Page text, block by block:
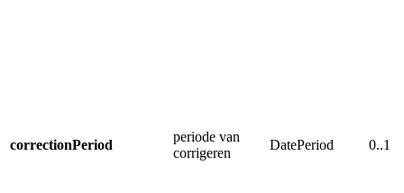
correctionPeriod
periode van
corrigeren
DatePeriod 0..1